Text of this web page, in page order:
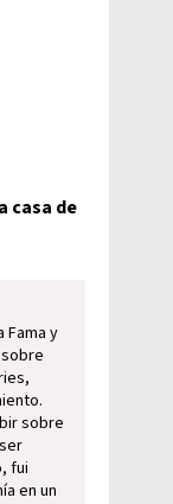
casa de
Fama y
sobre
fui
en un